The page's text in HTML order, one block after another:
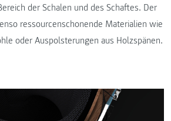
der Schalen und des Schaftes. Der
ressourcenschonende Materialien wie
oder Auspolsterungen aus Holzspänen.